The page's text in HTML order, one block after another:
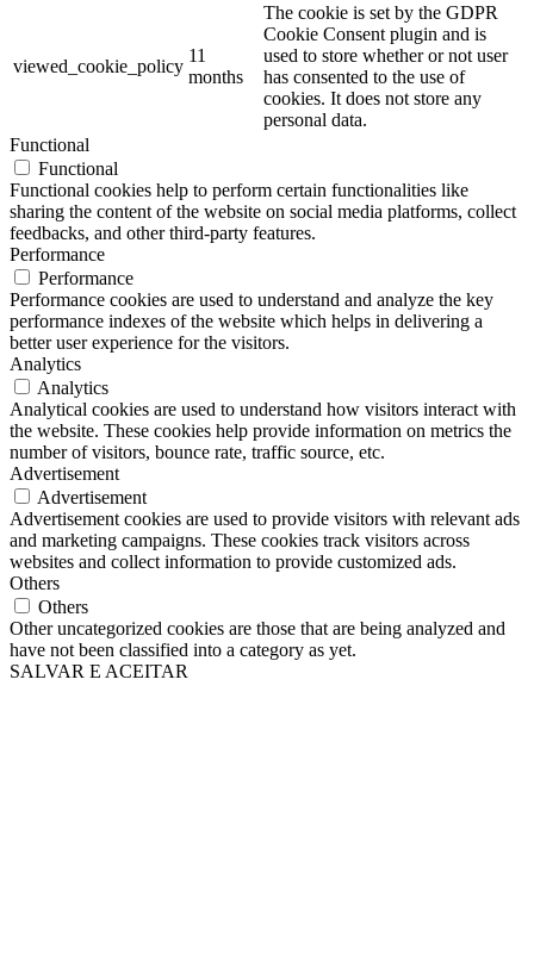
viewed_cookie_policy
11
months
The cookie is set by the GDPR
Cookie Consent plugin and is
used to store whether or not user
has consented to the use of
cookies. It does not store any
personal data.
Functional
Functional
Functional cookies help to perform certain functionalities like
sharing the content of the website on social media platforms, collect
feedbacks, and other third-party features.
Performance
Performance
Performance cookies are used to understand and analyze the key
performance indexes of the website which helps in delivering a
better user experience for the visitors.
Analytics
Analytics
Analytical cookies are used to understand how visitors interact with
the website. These cookies help provide information on metrics the
number of visitors, bounce rate, traffic source, etc.
Advertisement
Advertisement
Advertisement cookies are used to provide visitors with relevant ads
and marketing campaigns. These cookies track visitors across
websites and collect information to provide customized ads.
Others
Others
Other uncategorized cookies are those that are being analyzed and
have not been classified into a category as yet.
SALVAR E ACEITAR